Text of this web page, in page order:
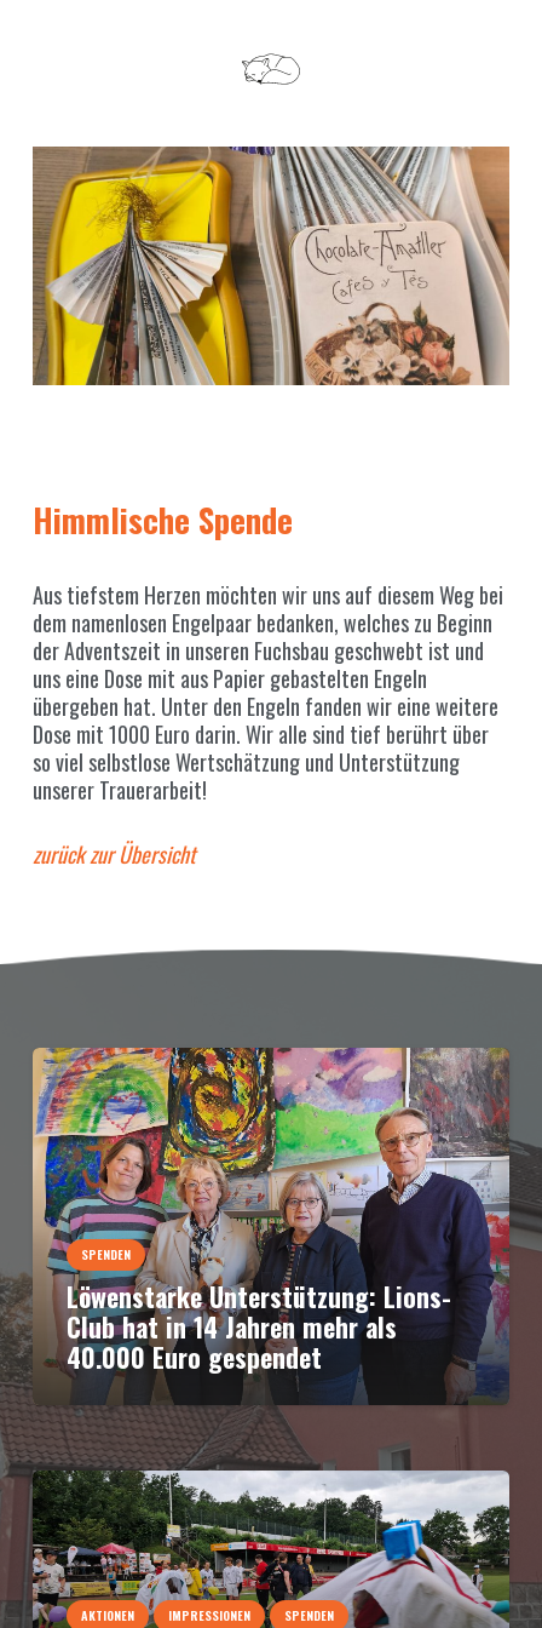
Himmlische Spende
Aus tiefstem Herzen möchten wir uns auf diesem Weg bei
dem namenlosen Engelpaar bedanken, welches zu Beginn
der Adventszeit in unseren Fuchsbau geschwebt ist und
uns eine Dose mit aus Papier gebastelten Engeln
übergeben hat. Unter den Engeln fanden wir eine weitere
Dose mit 1000 Euro darin. Wir alle sind tief berührt über
so viel selbstlose Wertschätzung und Unterstützung
unserer Trauerarbeit!
zurück zur Übersicht
SPENDEN
Löwenstarke Unterstützung: Lions-
Club hat in 14 Jahren mehr als
40.000 Euro gespendet
AKTIONEN IMPRESSIONEN SPENDEN